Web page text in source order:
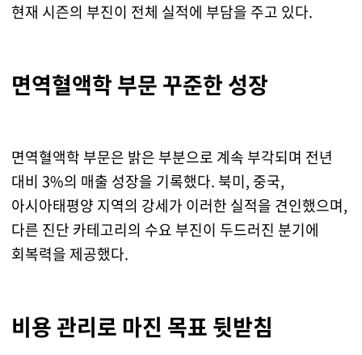
현재 시즌의 부진이 전체 실적에 부담을 주고 있다.
면역혈액학 부문 꾸준한 성장
면역혈액학 부문은 밝은 부분으로 계속 부각되며 전년
대비 3%의 매출 성장을 기록했다. 북미, 중국,
아시아태평양 지역의 강세가 이러한 실적을 견인했으며,
다른 진단 카테고리의 수요 부진이 두드러진 분기에
회복력을 제공했다.
비용 관리로 마진 목표 뒷받침